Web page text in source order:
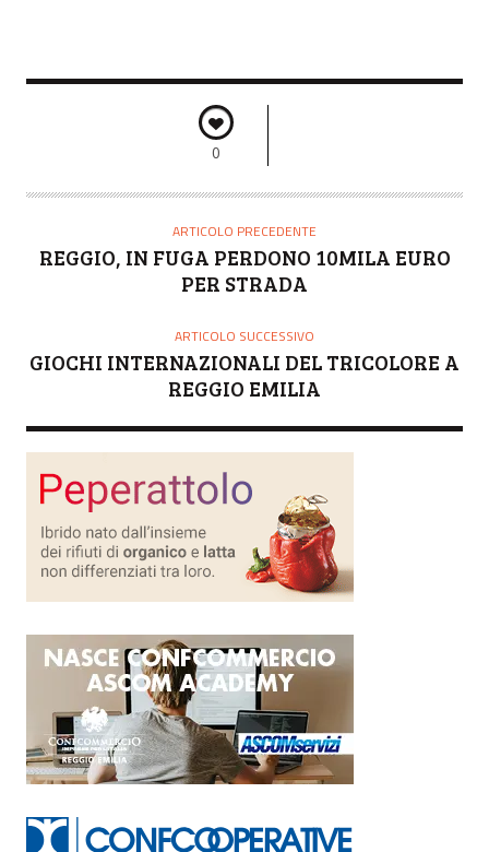
0
ARTICOLO PRECEDENTE
REGGIO, IN FUGA PERDONO 10MILA EURO
PER STRADA
ARTICOLO SUCCESSIVO
GIOCHI INTERNAZIONALI DEL TRICOLORE A
REGGIO EMILIA